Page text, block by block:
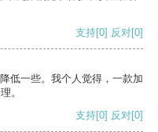
支持[0] 反对[0]
低一些。我个人觉得，一款加
。
支持[0] 反对[0]